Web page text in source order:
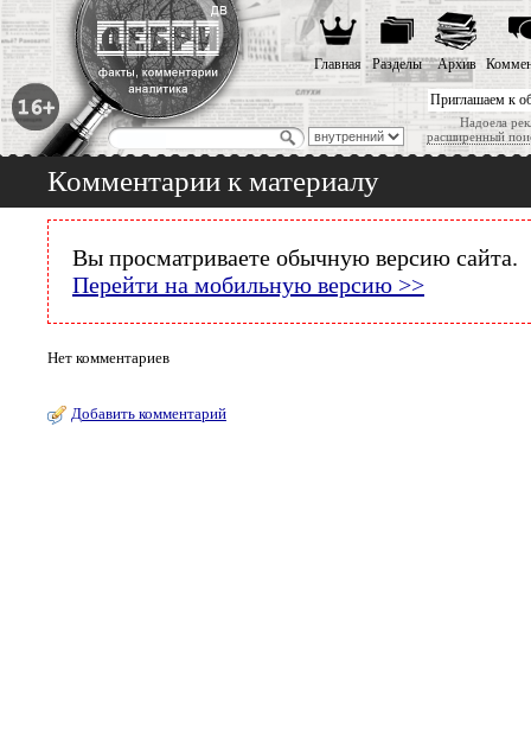
Приглашаем к
Надоела
расширенный
Главная Разделы Архив
Комментарии к материалу
Вы просматриваете обычную версию сайта.
Перейти на мобильную версию >>
Нет комментариев
Добавить комментарий